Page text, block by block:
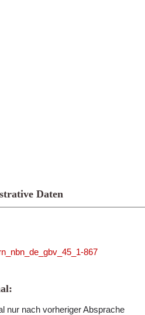
Daten
867
nur nach vorheriger Absprache